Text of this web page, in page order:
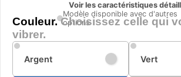
Voir les caractéristiques
Modèle disponible avec d'autres
options
Couleur.Choisissez celle qui
vibrer.
Argent Vert